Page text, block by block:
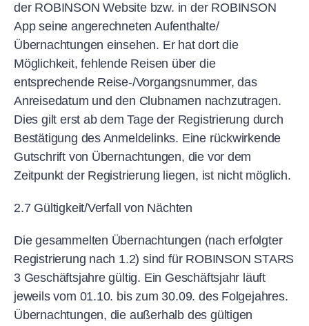
der ROBINSON Website bzw. in der ROBINSON
App seine angerechneten Aufenthalte/
Übernachtungen einsehen. Er hat dort die
Möglichkeit, fehlende Reisen über die
entsprechende Reise-/Vorgangsnummer, das
Anreisedatum und den Clubnamen nachzutragen.
Dies gilt erst ab dem Tage der Registrierung durch
Bestätigung des Anmeldelinks. Eine rückwirkende
Gutschrift von Übernachtungen, die vor dem
Zeitpunkt der Registrierung liegen, ist nicht möglich.
2.7 Gültigkeit/Verfall von Nächten
Die gesammelten Übernachtungen (nach erfolgter
Registrierung nach 1.2) sind für ROBINSON STARS
3 Geschäftsjahre gültig. Ein Geschäftsjahr läuft
jeweils vom 01.10. bis zum 30.09. des Folgejahres.
Übernachtungen, die außerhalb des gültigen